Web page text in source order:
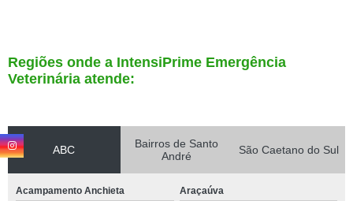
Regiões onde a IntensiPrime Emergência
Veterinária atende:
ABC
Bairros de Santo
André
São Caetano do Sul
Acampamento Anchieta Araçaúva